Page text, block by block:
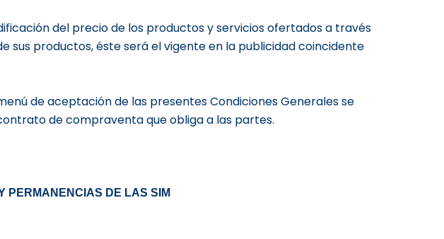
del precio de los productos y servicios ofertados a través
sus productos, éste será el vigente en la publicidad coincidente
de aceptación de las presentes Condiciones Generales se
de compraventa que obliga a las partes.
PERMANENCIAS DE LAS SIM